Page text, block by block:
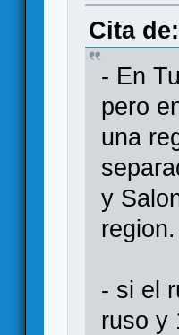
Cita
- En
pero
una
y
region.
- si el
ruso y